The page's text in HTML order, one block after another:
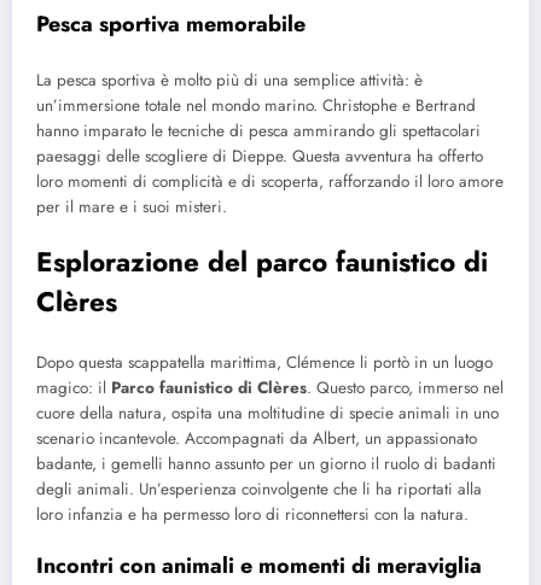
Pesca sportiva memorabile
La pesca sportiva è molto più di una semplice attività: è
un’immersione totale nel mondo marino. Christophe e Bertrand
hanno imparato le tecniche di pesca ammirando gli spettacolari
paesaggi delle scogliere di Dieppe. Questa avventura ha offerto
loro momenti di complicità e di scoperta, rafforzando il loro amore
per il mare e i suoi misteri.
Esplorazione del parco faunistico di
Clères
Dopo questa scappatella marittima, Clémence li portò in un luogo
magico: il Parco faunistico di Clères. Questo parco, immerso nel
cuore della natura, ospita una moltitudine di specie animali in uno
scenario incantevole. Accompagnati da Albert, un appassionato
badante, i gemelli hanno assunto per un giorno il ruolo di badanti
degli animali. Un’esperienza coinvolgente che li ha riportati alla
loro infanzia e ha permesso loro di riconnettersi con la natura.
Incontri con animali e momenti di meraviglia